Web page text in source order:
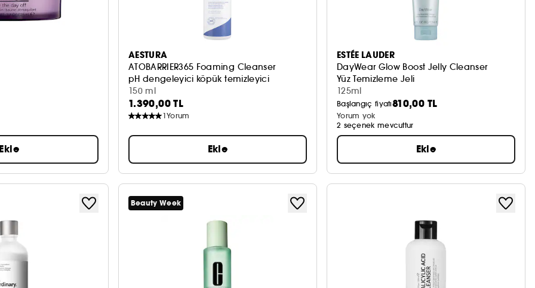
Ekle
AESTURA
ATOBARRIER365 Foaming Cleanser
pH dengeleyici köpük temizleyici
150 ml
1.390,00 TL
1Yorum
Ekle
ESTÉE LAUDER
DayWear Glow Boost Jelly Cleanser
Yüz Temizleme Jeli
125ml
Başlangıç fiyatı810,00 TL
Yorum yok
2 seçenek mevcuttur
Ekle
Beauty Week